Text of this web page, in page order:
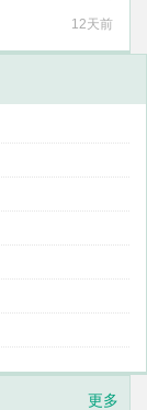
12天前
更多